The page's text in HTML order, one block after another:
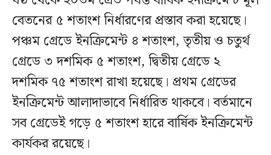
বেতনের ৫ শতাংশ নির্ধারণের প্রস্তাব করা হয়েছে।
পঞ্চম গ্রেডে ইনক্রিমেন্ট ৪ শতাংশ, তৃতীয় ও চতুর্থ
গ্রেডে ৩ দশমিক ৫ শতাংশ, দ্বিতীয় গ্রেডে ২
দশমিক ৭৫ শতাংশ রাখা হয়েছে। প্রথম গ্রেডের
ইনক্রিমেন্ট আলাদাভাবে নির্ধারিত থাকবে। বর্তমানে
সব গ্রেডেই গড়ে ৫ শতাংশ হারে বার্ষিক ইনক্রিমেন্ট
কার্যকর রয়েছে।